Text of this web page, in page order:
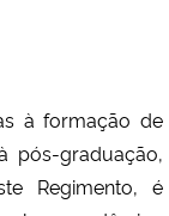
à formação de
pós-graduação,
Regimento, é